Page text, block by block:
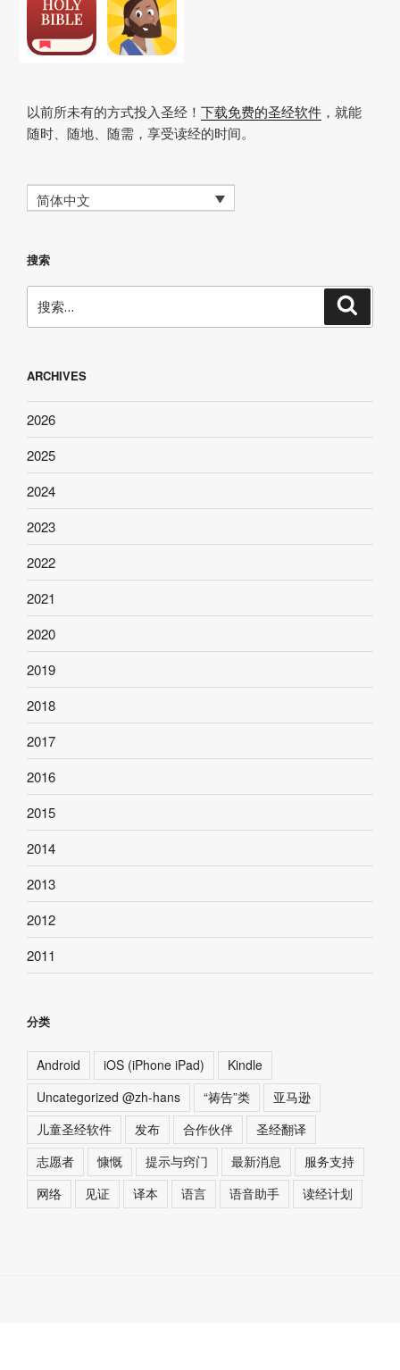
以前所未有的方式投入圣经！ 下载免费的圣经软件 ，就能
随时、随地、随需，享受读经的时间。
简体中文
搜索
索：
ARCHIVES
2026
2025
2024
2023
2022
2021
2020
2019
2018
2017
2016
2015
2014
2013
2012
2011
分类
Android iOS (iPhone iPad)
Kindle
Uncategorized @zh-hans
“祷告”类
亚马逊
儿童圣经软件
发布 合作伙伴
圣经翻译
志愿者
慷慨 提示与窍门 最新消息
服务支持
网络
见证 译本 语言 语音助手 读经计划